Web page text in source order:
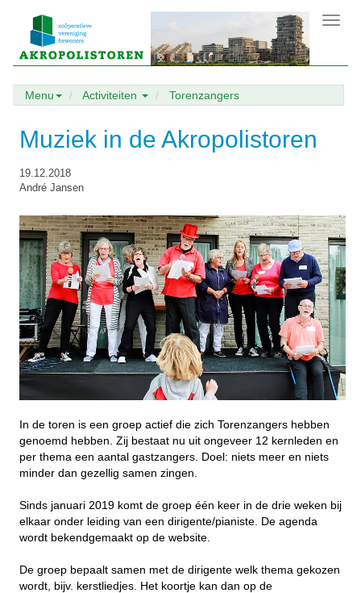
Menu Activiteiten Torenzangers
Muziek in de Akropolistoren
19.12.2018
André Jansen
In de toren is een groep actief die zich Torenzangers hebben
genoemd hebben. Zij bestaat nu uit ongeveer 12 kernleden en
per thema een aantal gastzangers. Doel: niets meer en niets
minder dan gezellig samen zingen.
Sinds januari 2019 komt de groep één keer in de drie weken bij
elkaar onder leiding van een dirigente/pianiste. De agenda
wordt bekendgemaakt op de website.
De groep bepaalt samen met de dirigente welk thema gekozen
wordt, bijv. kerstliedjes. Het koortje kan dan op de